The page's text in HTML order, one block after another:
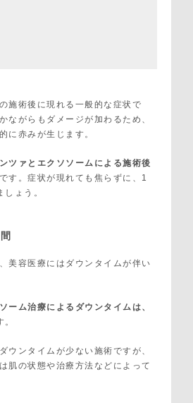
施術後に現れる一般的な症状で
ながらもダメージが加わるため、
に赤みが生じます。
ツァとエクソソームによる施術後
です。症状が現れても焦らずに、1
ょう。
美容医療にはダウンタイムが伴い
ーム治療によるダウンタイムは、
。
ウンタイムが少ない施術ですが、
肌の状態や治療方法などによって